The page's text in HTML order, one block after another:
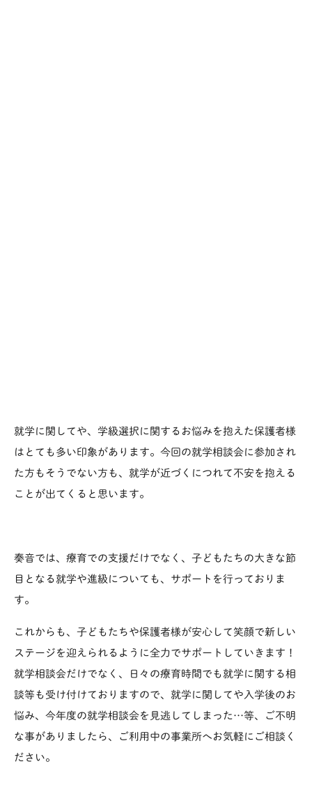
就学に関してや、学級選択に関するお悩みを抱えた保護者様
はとても多い印象があります。今回の就学相談会に参加され
た方もそうでない方も、就学が近づくにつれて不安を抱える
ことが出てくると思います。
奏音では、療育での支援だけでなく、子どもたちの大きな節
目となる就学や進級についても、サポートを行っておりま
す。
これからも、子どもたちや保護者様が安心して笑顔で新しい
ステージを迎えられるように全力でサポートしていきます！
就学相談会だけでなく、日々の療育時間でも就学に関する相
談等も受け付けておりますので、就学に関してや入学後のお
悩み、今年度の就学相談会を見逃してしまった…等、ご不明
な事がありましたら、ご利用中の事業所へお気軽にご相談く
ださい。